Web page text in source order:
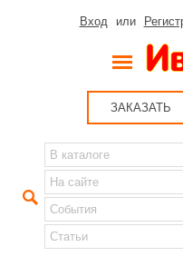
Вход или
ЗАКАЗАТЬ